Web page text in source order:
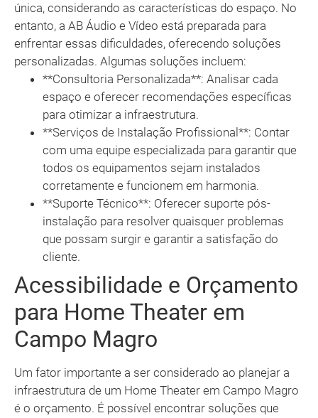
única, considerando as características do espaço. No
entanto, a AB Áudio e Vídeo está preparada para
enfrentar essas dificuldades, oferecendo soluções
personalizadas. Algumas soluções incluem:
**Consultoria Personalizada**: Analisar cada
espaço e oferecer recomendações específicas
para otimizar a infraestrutura.
**Serviços de Instalação Profissional**: Contar
com uma equipe especializada para garantir que
todos os equipamentos sejam instalados
corretamente e funcionem em harmonia.
**Suporte Técnico**: Oferecer suporte pós-
instalação para resolver quaisquer problemas
que possam surgir e garantir a satisfação do
cliente.
Acessibilidade e Orçamento
para Home Theater em
Campo Magro
Um fator importante a ser considerado ao planejar a
infraestrutura de um Home Theater em Campo Magro
é o orçamento. É possível encontrar soluções que